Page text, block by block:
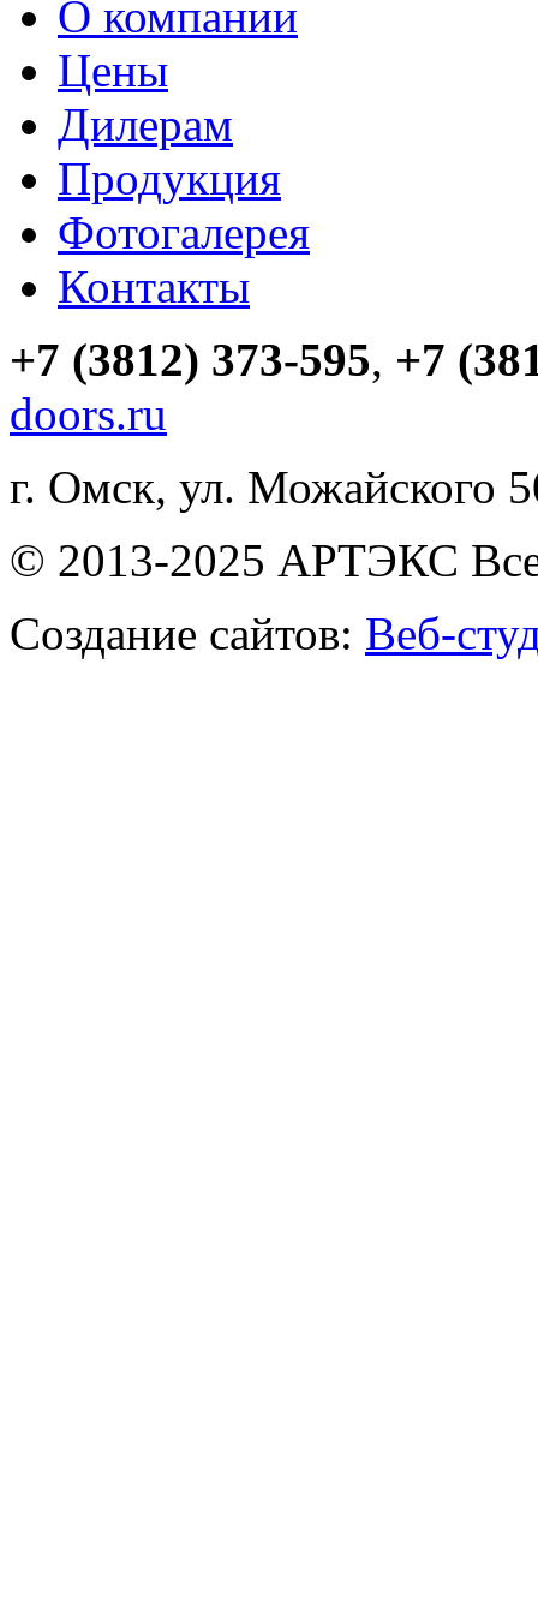
О компании
Цены
Дилерам
Продукция
Фотогалерея
Контакты
+7 (3812) 373-595, +7
doors.ru
г. Омск, ул. Можайского
© 2013-2025 АРТЭКС
Создание сайтов: Веб-